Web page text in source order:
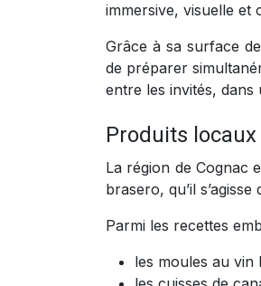
immersive, visuelle et
Grâce à sa surface
de préparer
entre les invités, dans
Produits
La région de Cognac
brasero, qu’il
Parmi les recettes
les moules au